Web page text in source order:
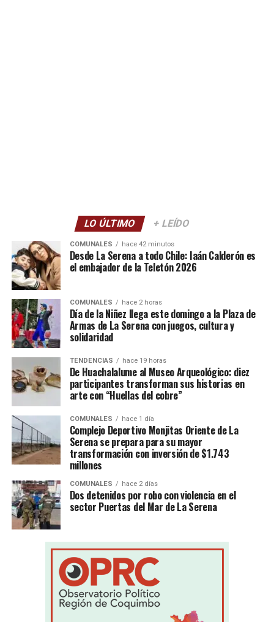
LO ÚLTIMO + LEÍDO
COMUNALES hace 42 minutos
Desde La Serena a todo Chile: Iaán Calderón es
el embajador de la Teletón 2026
COMUNALES hace 2 horas
Día de la Niñez llega este domingo a la Plaza de
Armas de La Serena con juegos, cultura y
solidaridad
TENDENCIAS hace 19 horas
De Huachalalume al Museo Arqueológico: diez
participantes transforman sus historias en
arte con “Huellas del cobre”
COMUNALES hace 1 día
Complejo Deportivo Monjitas Oriente de La
Serena se prepara para su mayor
transformación con inversión de $1.743
millones
COMUNALES hace 2 días
Dos detenidos por robo con violencia en el
sector Puertas del Mar de La Serena